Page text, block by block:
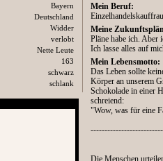
Mein Beruf:
Einzelhandelskauffrau
Meine
Pläne habe ich. Aber
Ich lasse alles auf
Mein Lebensmotto:
Das Leben sollte
Körper an unserem
Schokolade in einer
schreiend:
"Wow, was für eine
Bayern
Deutschland
Widder
verlobt
Nette Leute
163
schwarz
schlank